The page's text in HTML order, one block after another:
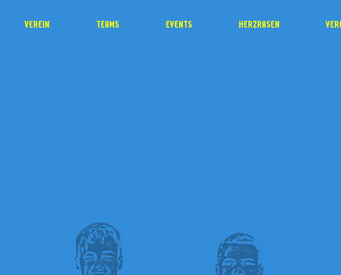
VEREIN TEAMS EVENTS HERZRASEN